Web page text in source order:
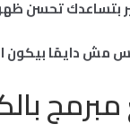
دايمًا بيكون
مبرمج